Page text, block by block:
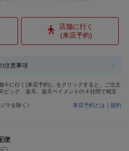
店舗に行く
(来店予約)
注意事項
※に行く(来店予約)」をクリックすると、ご注文
ビック、楽天、楽天ペイメントの４社間で相互
マを除く）
来店予約とは ｜ 規約
便